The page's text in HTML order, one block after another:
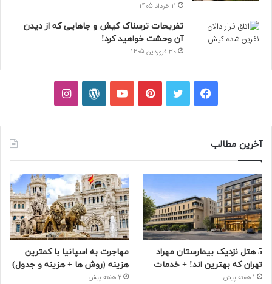
11 خرداد 1405
تفریحات ترسناک کیش و جاهایی که از دیدن
آن وحشت خواهید کرد!
30 فروردین 1405
فیسبوکتوییترپینتریستیوتیوبوردپرساینستاگرام
آخرین مطالب
5 هتل نزدیک بیمارستان مهراد
تهران که بهترین‌ اند! + خدمات
1 هفته پیش
مهاجرت به اسپانیا با کمترین
هزینه (روش ها + هزینه و جدول)
2 هفته پیش